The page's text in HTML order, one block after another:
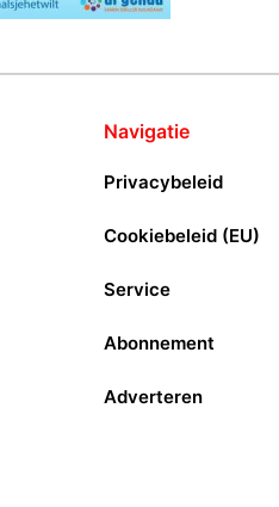
Navigatie
Privacybeleid
Cookiebeleid (EU)
Service
Abonnement
Adverteren